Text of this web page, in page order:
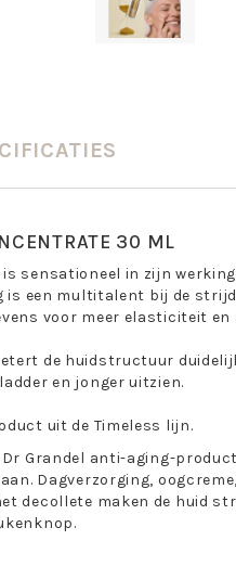
30 ML
sensationeel in zijn
is een multitalent bij de
voor meer elasticiteit en
de huidstructuur
en jonger uitzien.
uit de Timeless lijn.
Grandel anti-aging-
Dagverzorging,
decollete maken de huid